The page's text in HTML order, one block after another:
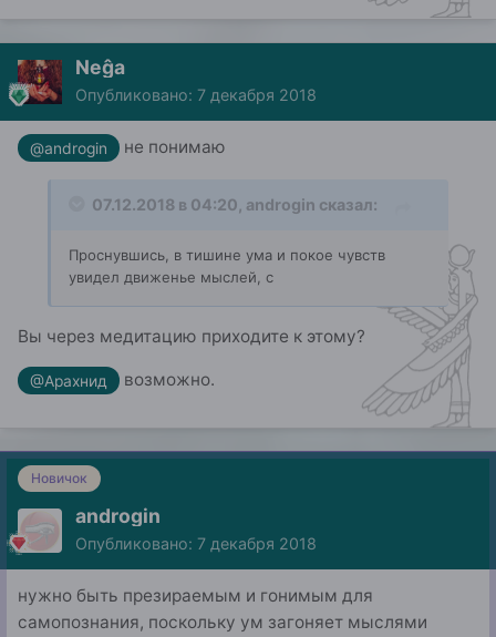
Neĝa
Опубликовано: 7 декабря 2018
@androgin не понимаю
07.12.2018 в 04:20, androgin сказал:
Проснувшись , в тишине ума и покое чувств
увидел движенье мыслей, с
Вы через медитацию приходите к этому?
@Арахнид возможно.
Новичок
androgin
Опубликовано: 7 декабря 2018
нужно быть презираемым и гонимым для
самопознания, поскольку ум загоняет мыслями